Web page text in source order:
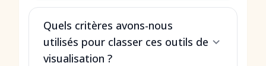
Quels critères avons-nous
utilisés pour classer ces outils de
visualisation ?